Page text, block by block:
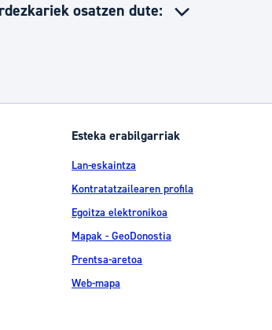
osatzen dute:
Esteka erabilgarriak
Lan-eskaintza
Kontratatzailearen profila
Egoitza elektronikoa
Mapak - GeoDonostia
Prentsa-aretoa
Web-mapa